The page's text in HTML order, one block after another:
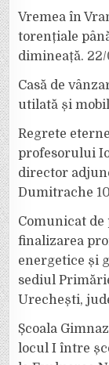
Vremea în
torențiale
dimineață.
Casă de
utilată și
Regrete
profesorului
director
Dumitrache
Comunicat
finalizarea
energetice și
sediul
Urechești,
Școala
locul I între